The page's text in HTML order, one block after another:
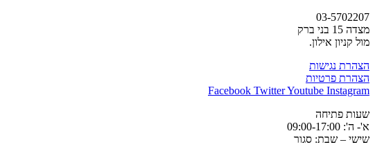
03-5702207
מצדה 15 בני ברק
מול קניון אילון.
הצהרת נגישות
הצהרת פרטיות
Facebook TwitterYoutube Instagram
שעות פתיחה
א'- ה': 09:00-17:00
שישי – שבת: סגור